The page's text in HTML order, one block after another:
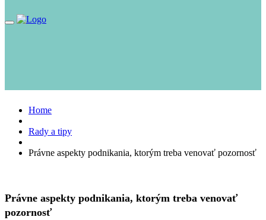
Toggle
Home
Rady a tipy
Právne aspekty podnikania, ktorým treba venovať pozornosť
Právne aspekty podnikania, ktorým treba venovať
pozornosť